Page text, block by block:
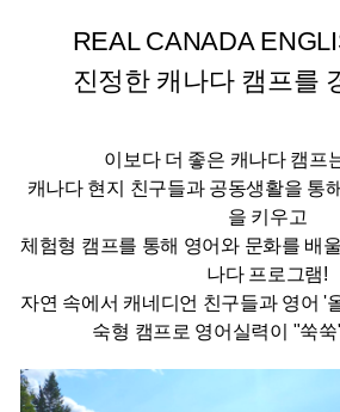
REAL CANADA
진정한 캐나다 캠프를
이보다 더 좋은 캐나다 캠프
캐나다 현지 친구들과 공동생활을 통
을 키우고
체험형 캠프를 통해 영어와 문화를 배
나다 프로그램!
자연 속에서 캐네디언 친구들과 영어 '
숙형 캠프로 영어실력이 "쑥